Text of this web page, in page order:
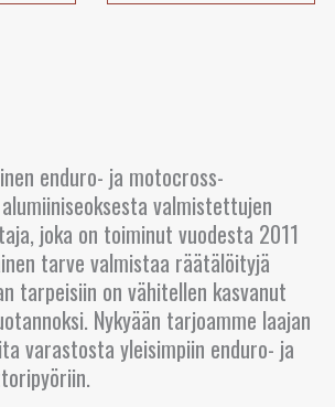
enduro- ja motocross-
valmistettujen
joka on toiminut vuodesta 2011
tarve valmistaa räätälöityjä
tarpeisiin on vähitellen kasvanut
Nykyään tarjoamme laajan
varastosta yleisimpiin enduro- ja